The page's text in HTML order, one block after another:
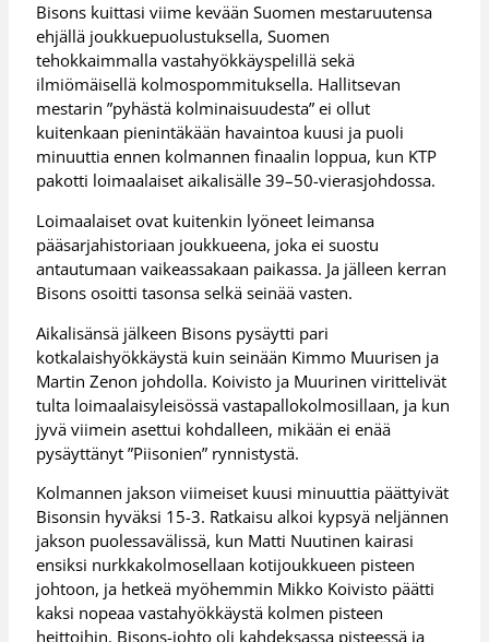
Bisons kuittasi viime kevään Suomen mestaruutensa
ehjällä joukkuepuolustuksella, Suomen
tehokkaimmalla vastahyökkäyspelillä sekä
ilmiömäisellä kolmospommituksella. Hallitsevan
mestarin ”pyhästä kolminaisuudesta” ei ollut
kuitenkaan pienintäkään havaintoa kuusi ja puoli
minuuttia ennen kolmannen finaalin loppua, kun KTP
pakotti loimaalaiset aikalisälle 39–50-vierasjohdossa.
Loimaalaiset ovat kuitenkin lyöneet leimansa
pääsarjahistoriaan joukkueena, joka ei suostu
antautumaan vaikeassakaan paikassa. Ja jälleen kerran
Bisons osoitti tasonsa selkä seinää vasten.
Aikalisänsä jälkeen Bisons pysäytti pari
kotkalaishyökkäystä kuin seinään Kimmo Muurisen ja
Martin Zenon johdolla. Koivisto ja Muurinen virittelivät
tulta loimaalaisyleisössä vastapallokolmosillaan, ja kun
jyvä viimein asettui kohdalleen, mikään ei enää
pysäyttänyt ”Piisonien” rynnistystä.
Kolmannen jakson viimeiset kuusi minuuttia päättyivät
Bisonsin hyväksi 15-3. Ratkaisu alkoi kypsyä neljännen
jakson puolessavälissä, kun Matti Nuutinen kairasi
ensiksi nurkkakolmosellaan kotijoukkueen pisteen
johtoon, ja hetkeä myöhemmin Mikko Koivisto päätti
kaksi nopeaa vastahyökkäystä kolmen pisteen
heittoihin. Bisons-johto oli kahdeksassa pisteessä ja